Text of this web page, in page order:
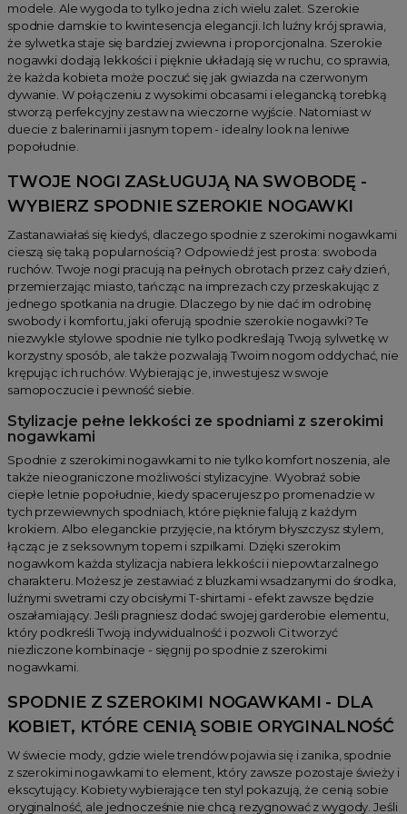
modele. Ale wygoda to tylko jedna z ich wielu zalet. Szerokie
spodnie damskie to kwintesencja elegancji. Ich luźny krój sprawia,
że sylwetka staje się bardziej zwiewna i proporcjonalna. Szerokie
nogawki dodają lekkości i pięknie układają się w ruchu, co sprawia,
że każda kobieta może poczuć się jak gwiazda na czerwonym
dywanie. W połączeniu z wysokimi obcasami i elegancką torebką
stworzą perfekcyjny zestaw na wieczorne wyjście. Natomiast w
duecie z balerinami i jasnym topem - idealny look na leniwe
popołudnie.
TWOJE NOGI ZASŁUGUJĄ NA SWOBODĘ -
WYBIERZ SPODNIE SZEROKIE NOGAWKI
Zastanawiałaś się kiedyś, dlaczego spodnie z szerokimi nogawkami
cieszą się taką popularnością? Odpowiedź jest prosta: swoboda
ruchów. Twoje nogi pracują na pełnych obrotach przez cały dzień,
przemierzając miasto, tańcząc na imprezach czy przeskakując z
jednego spotkania na drugie. Dlaczego by nie dać im odrobinę
swobody i komfortu, jaki oferują spodnie szerokie nogawki? Te
niezwykle stylowe spodnie nie tylko podkreślają Twoją sylwetkę w
korzystny sposób, ale także pozwalają Twoim nogom oddychać, nie
krępując ich ruchów. Wybierając je, inwestujesz w swoje
samopoczucie i pewność siebie.
Stylizacje pełne lekkości ze spodniami z szerokimi
nogawkami
Spodnie z szerokimi nogawkami to nie tylko komfort noszenia, ale
także nieograniczone możliwości stylizacyjne. Wyobraź sobie
ciepłe letnie popołudnie, kiedy spacerujesz po promenadzie w
tych przewiewnych spodniach, które pięknie falują z każdym
krokiem. Albo eleganckie przyjęcie, na którym błyszczysz stylem,
łącząc je z seksownym topem i szpilkami. Dzięki szerokim
nogawkom każda stylizacja nabiera lekkości i niepowtarzalnego
charakteru. Możesz je zestawiać z bluzkami wsadzanymi do środka,
luźnymi swetrami czy obcisłymi T-shirtami - efekt zawsze będzie
oszałamiający. Jeśli pragniesz dodać swojej garderobie elementu,
który podkreśli Twoją indywidualność i pozwoli Ci tworzyć
niezliczone kombinacje - sięgnij po spodnie z szerokimi
nogawkami.
SPODNIE Z SZEROKIMI NOGAWKAMI - DLA
KOBIET, KTÓRE CENIĄ SOBIE ORYGINALNOŚĆ
W świecie mody, gdzie wiele trendów pojawia się i zanika, spodnie
z szerokimi nogawkami to element, który zawsze pozostaje świeży i
ekscytujący. Kobiety wybierające ten styl pokazują, że cenią sobie
oryginalność, ale jednocześnie nie chcą rezygnować z wygody. Jeśli